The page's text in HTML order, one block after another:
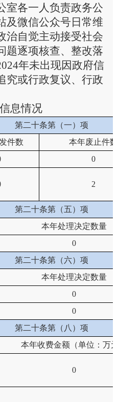
室各一人负责政务公
及微信公众号日常维
治自觉主动接受社会
题逐项核查、整改落
4年未出现因政府信
究或行政复议、行政
息情况
第二十条第（一）项
件数
本年废止件数
0
2
第二十条第（五）项
本年处理决定数量
0
第二十条第（六）项
本年处理决定数量
0
0
第二十条第（八）项
本年收费金额（单位：万
0